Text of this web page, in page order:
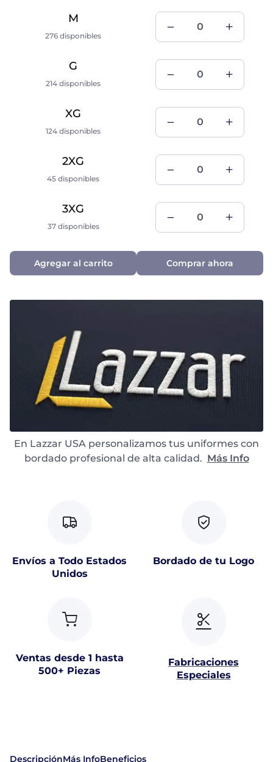
M
276 disponibles
G
214 disponibles
XG
124 disponibles
2XG
45 disponibles
3XG
37 disponibles
Agregar al carrito Comprar ahora
En Lazzar USA personalizamos tus uniformes con
bordado profesional de alta calidad. Más Info
Envíos a Todo Estados
Unidos
Bordado de tu Logo
Ventas desde 1 hasta
500+ Piezas
Fabricaciones
Especiales
DescripciónMás InfoBeneficios